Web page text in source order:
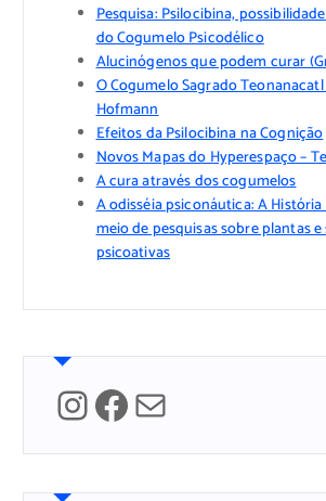
Pesquisa: Psilocibina,
do Cogumelo Psicodélico
Alucinógenos que podem curar
O Cogumelo Sagrado
Hofmann
Efeitos da Psilocibina na Cognição
Novos Mapas do Hyperespaço –
A cura através dos cogumelos
A odisséia psiconáutica: A
meio de pesquisas sobre plantas
psicoativas
InstagramFacebook Mail